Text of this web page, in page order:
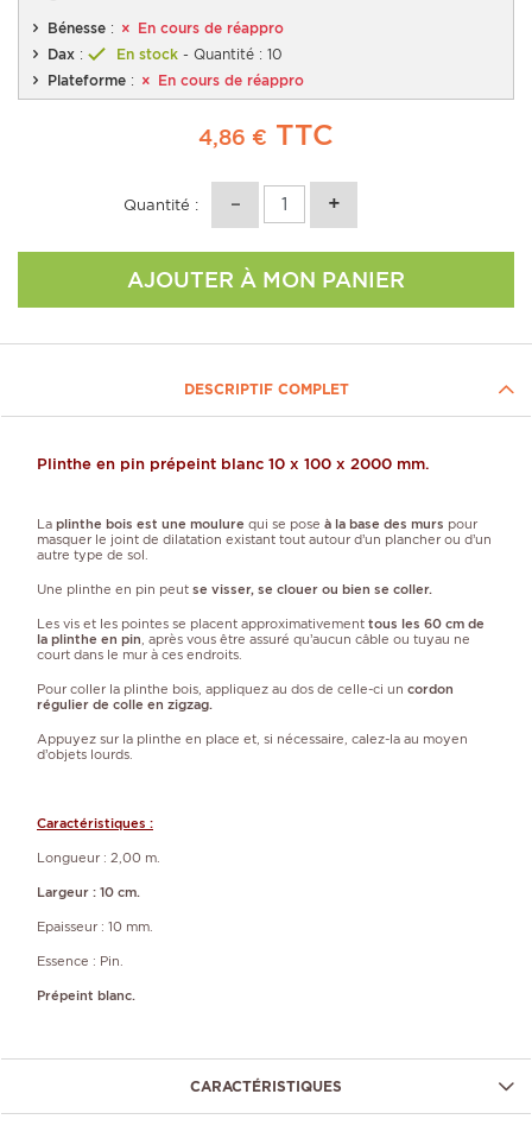
Bénesse :
En cours de réappro
Dax : En stock - Quantité : 10
Plateforme : En cours de réappro
4,86 € TTC
Quantité :
AJOUTER À MON PANIER
DESCRIPTIF COMPLET
Plinthe en pin prépeint blanc 10 x 100 x 2000 mm.
La plinthe bois est une moulure qui se pose à la base des murs pour
masquer le joint de dilatation existant tout autour d’un plancher ou d’un
autre type de sol.
Une plinthe en pin peut se visser, se clouer ou bien se coller.
Les vis et les pointes se placent approximativement tous les 60 cm de
la plinthe en pin , après vous être assuré qu’aucun câble ou tuyau ne
court dans le mur à ces endroits.
Pour coller la plinthe bois, appliquez au dos de celle-ci un cordon
régulier de colle en zigzag.
Appuyez sur la plinthe en place et, si nécessaire, calez-la au moyen
d’objets lourds.
Caractéristiques :
Longueur : 2,00 m.
Largeur : 10 cm.
Epaisseur : 10 mm.
Essence : Pin.
Prépeint blanc.
CARACTÉRISTIQUES